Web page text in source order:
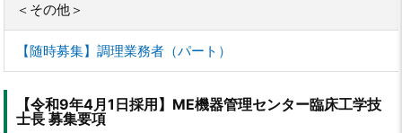
＜その他＞
【随時募集】調理業務者（パート）
【令和9年4月1日採用】ME機器管理センター臨床工学技
士長 募集要項